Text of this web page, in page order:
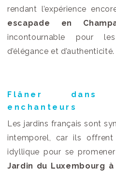
rendant l’expérience
escapade en
incontournable pour
d’élégance et d’authenticité.
Flâner dans
enchanteurs
Les jardins français sont
intemporel, car ils
idyllique pour se
Jardin du Luxembourg à